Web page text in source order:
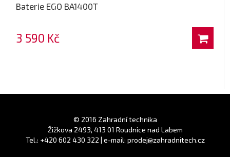
Baterie EGO BA1400T
3 590 Kč
© 2016 Zahradní technika
Žižkova 2493, 413 01 Roudnice nad Labem
Tel.: +420 602 430 322 | e-mail: prodej@zahradnitech.cz